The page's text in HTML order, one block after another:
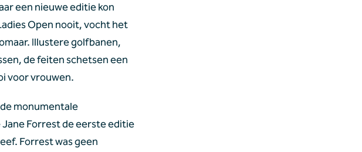
een nieuwe editie kon
Open nooit, vocht het
Illustere golfbanen,
de feiten schetsen een
voor vrouwen.
monumentale
Forrest de eerste editie
Forrest was geen